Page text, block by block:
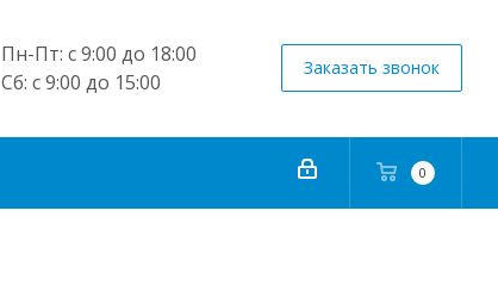
Пн-Пт: с 9:00 до 18:00
Сб: с 9:00 до 15:00
Заказать звонок
0